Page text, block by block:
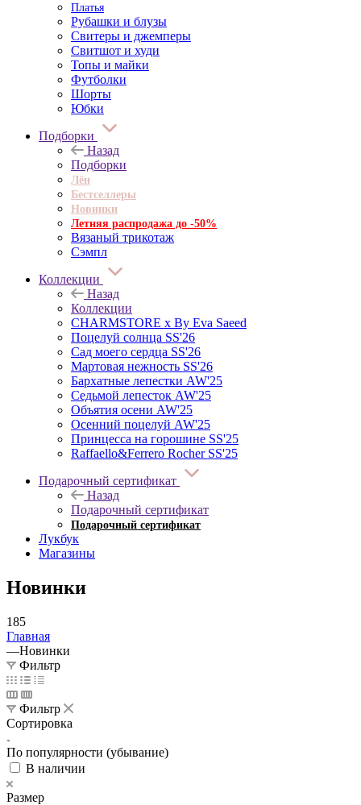
Платья
Рубашки и блузы
Свитеры и джемперы
Свитшот и худи
Топы и майки
Футболки
Шорты
Юбки
Подборки
Назад
Подборки
Лён
Бестселлеры
Новинки
Летняя распродажа до -50%
Вязаный трикотаж
Сэмпл
Коллекции
Назад
Коллекции
CHARMSTORE х By Eva Saeed
Поцелуй солнца SS'26
Сад моего сердца SS'26
Мартовая нежность SS'26
Бархатные лепестки AW'25
Седьмой лепесток AW'25
Объятия осени AW'25
Осенний поцелуй AW'25
Принцесса на горошине SS'25
Raffaello&Ferrero Rocher SS'25
Подарочный сертификат
Назад
Подарочный сертификат
Подарочный сертификат
Лукбук
Магазины
Новинки
185
Главная
—Новинки
Фильтр
Фильтр
Сортировка
По популярности (убывание)
В наличии
Размер